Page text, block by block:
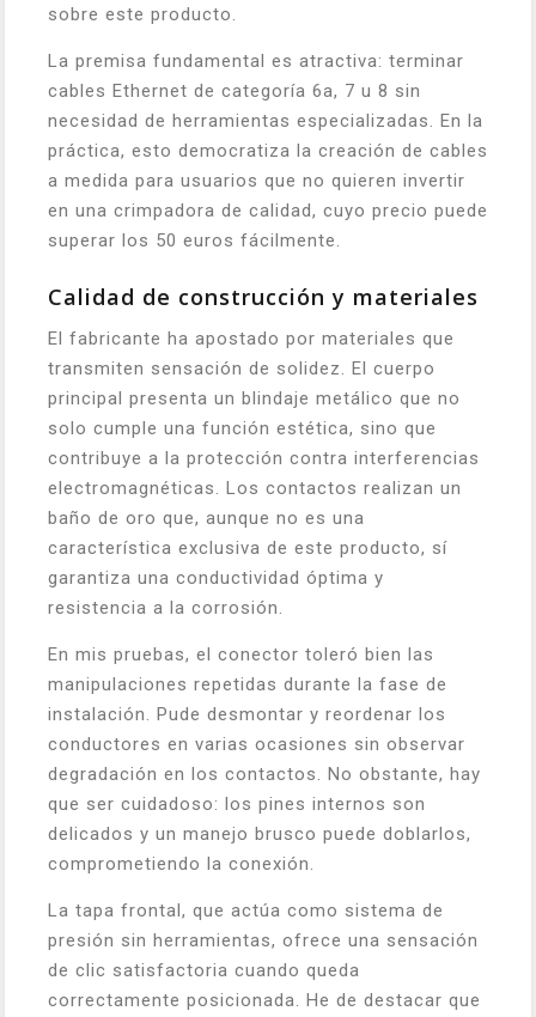
sobre este producto.
La premisa fundamental es atractiva: terminar
cables Ethernet de categoría 6a, 7 u 8 sin
necesidad de herramientas especializadas. En la
práctica, esto democratiza la creación de cables
a medida para usuarios que no quieren invertir
en una crimpadora de calidad, cuyo precio puede
superar los 50 euros fácilmente.
Calidad de construcción y materiales
El fabricante ha apostado por materiales que
transmiten sensación de solidez. El cuerpo
principal presenta un blindaje metálico que no
solo cumple una función estética, sino que
contribuye a la protección contra interferencias
electromagnéticas. Los contactos realizan un
baño de oro que, aunque no es una
característica exclusiva de este producto, sí
garantiza una conductividad óptima y
resistencia a la corrosión.
En mis pruebas, el conector toleró bien las
manipulaciones repetidas durante la fase de
instalación. Pude desmontar y reordenar los
conductores en varias ocasiones sin observar
degradación en los contactos. No obstante, hay
que ser cuidadoso: los pines internos son
delicados y un manejo brusco puede doblarlos,
comprometiendo la conexión.
La tapa frontal, que actúa como sistema de
presión sin herramientas, ofrece una sensación
de clic satisfactoria cuando queda
correctamente posicionada. He de destacar que